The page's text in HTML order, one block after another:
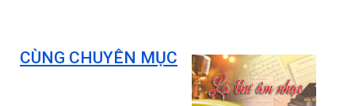
CÙNG CHUYÊN MỤC